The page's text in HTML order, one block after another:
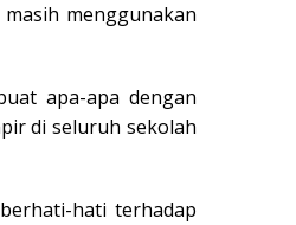
menggunakan
apa-apa dengan
di seluruh sekolah
hati terhadap